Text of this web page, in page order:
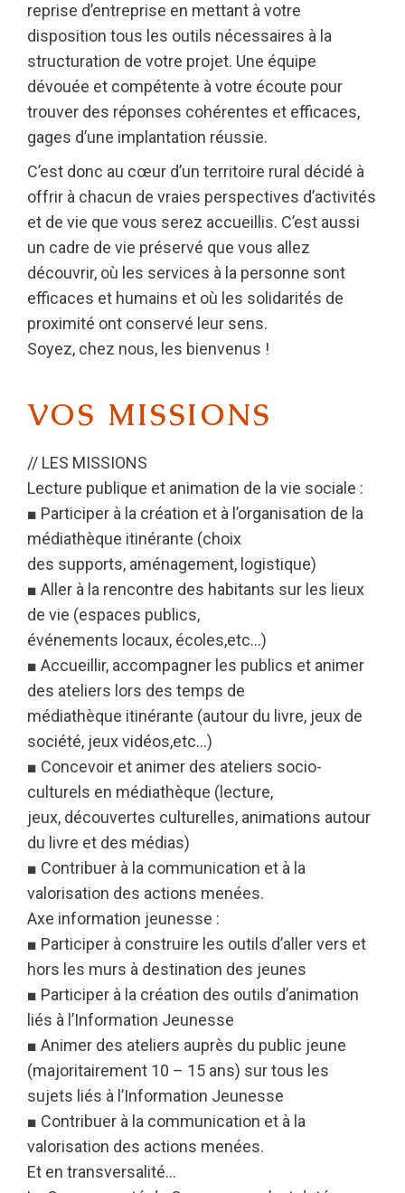
reprise d’entreprise en mettant à votre
disposition tous les outils nécessaires à la
structuration de votre projet. Une équipe
dévouée et compétente à votre écoute pour
trouver des réponses cohérentes et efficaces,
gages d’une implantation réussie.
C’est donc au cœur d’un territoire rural décidé à
offrir à chacun de vraies perspectives d’activités
et de vie que vous serez accueillis. C’est aussi
un cadre de vie préservé que vous allez
découvrir, où les services à la personne sont
efficaces et humains et où les solidarités de
proximité ont conservé leur sens.
Soyez, chez nous, les bienvenus !
VOS MISSIONS
// LES MISSIONS
Lecture publique et animation de la vie sociale :
■ Participer à la création et à l’organisation de la
médiathèque itinérante (choix
des supports, aménagement, logistique)
■ Aller à la rencontre des habitants sur les lieux
de vie (espaces publics,
événements locaux, écoles,etc…)
■ Accueillir, accompagner les publics et animer
des ateliers lors des temps de
médiathèque itinérante (autour du livre, jeux de
société, jeux vidéos,etc…)
■ Concevoir et animer des ateliers socio-
culturels en médiathèque (lecture,
jeux, découvertes culturelles, animations autour
du livre et des médias)
■ Contribuer à la communication et à la
valorisation des actions menées.
Axe information jeunesse :
■ Participer à construire les outils d’aller vers et
hors les murs à destination des jeunes
■ Participer à la création des outils d’animation
liés à l’Information Jeunesse
■ Animer des ateliers auprès du public jeune
(majoritairement 10 – 15 ans) sur tous les
sujets liés à l’Information Jeunesse
■ Contribuer à la communication et à la
valorisation des actions menées.
Et en transversalité…